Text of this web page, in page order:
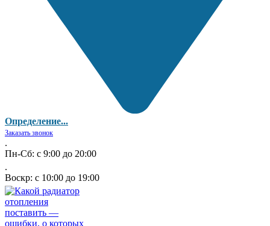
Определение...
Заказать звонок
.
Пн-Сб: с 9:00 до 20:00
.
Воскр: с 10:00 до 19:00